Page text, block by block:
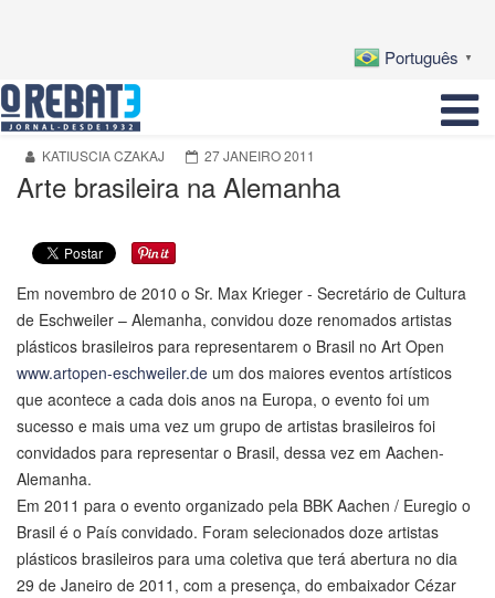
Português ▼
KATIUSCIA CZAKAJ 27 JANEIRO 2011
Arte brasileira na Alemanha
Em novembro de 2010 o Sr. Max Krieger - Secretário de Cultura
de Eschweiler – Alemanha, convidou doze renomados artistas
plásticos brasileiros para representarem o Brasil no Art Open
www.artopen-eschweiler.de um dos maiores eventos artísticos
que acontece a cada dois anos na Europa, o evento foi um
sucesso e mais uma vez um grupo de artistas brasileiros foi
convidados para representar o Brasil, dessa vez em Aachen-
Alemanha.
Em 2011 para o evento organizado pela BBK Aachen / Euregio o
Brasil é o País convidado. Foram selecionados doze artistas
plásticos brasileiros para uma coletiva que terá abertura no dia
29 de Janeiro de 2011, com a presença, do embaixador Cézar